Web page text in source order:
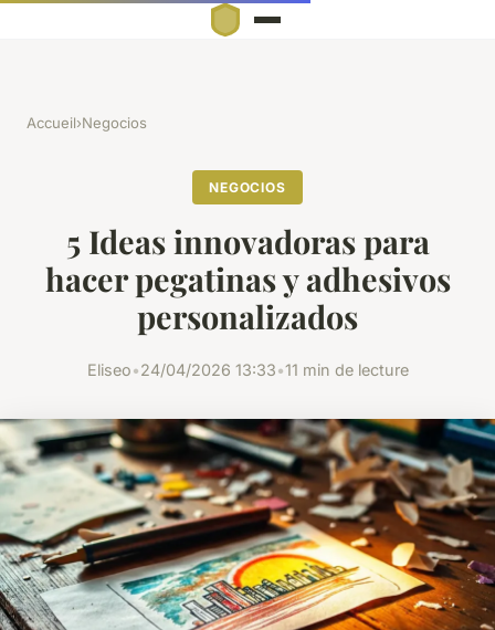
Accueil›Negocios
NEGOCIOS
5 Ideas innovadoras para
hacer pegatinas y adhesivos
personalizados
Eliseo•24/04/2026 13:33•11 min de lecture